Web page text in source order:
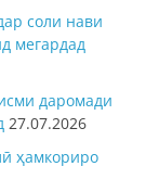
соли нави
мегардад
даромади
27.07.2026
ҳамкориро